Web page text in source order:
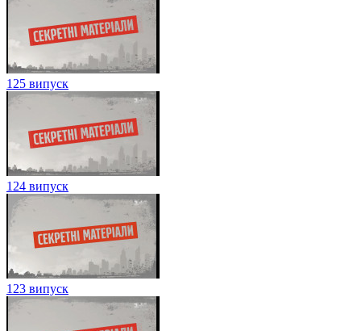
125 випуск
124 випуск
123 випуск